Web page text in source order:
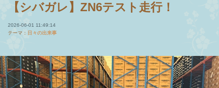
【シバガレ】ZN6テスト走行！
2026-06-01 11:49:14
テーマ： 日々の出来事